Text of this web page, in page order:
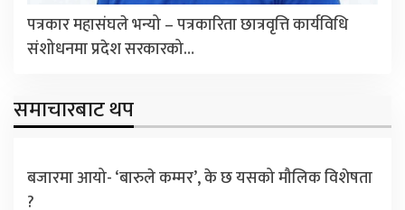
पत्रकार महासंघले भन्यो – पत्रकारिता छात्रवृत्ति कार्यविधि
संशोधनमा प्रदेश सरकारको…
समाचारबाट थप
बजारमा आयो- ‘बारुले कम्मर’, के छ यसको मौलिक विशेषता
?